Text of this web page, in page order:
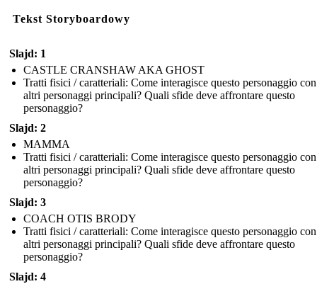
Tekst Storyboardowy
Slajd: 1
CASTLE CRANSHAW AKA GHOST
Tratti fisici / caratteriali: Come interagisce questo personaggio
altri personaggi principali? Quali sfide deve affrontare questo
personaggio?
Slajd: 2
MAMMA
Tratti fisici / caratteriali: Come interagisce questo personaggio
altri personaggi principali? Quali sfide deve affrontare questo
personaggio?
Slajd: 3
COACH OTIS BRODY
Tratti fisici / caratteriali: Come interagisce questo personaggio
altri personaggi principali? Quali sfide deve affrontare questo
personaggio?
Slajd: 4